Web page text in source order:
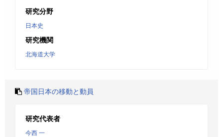
研究分野
日本史
研究機関
北海道大学
帝国日本の移動と動員
研究代表者
今西 一